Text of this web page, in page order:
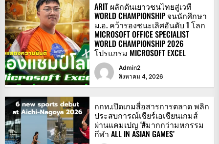
ARIT ผลักดันเยาวชนไทยสู่เวที
WORLD CHAMPIONSHIP จนนักศึกษา
ม.อ. คว้ารองชนะเลิศอันดับ 1 โลก
MICROSOFT OFFICE SPECIALIST
WORLD CHAMPIONSHIP 2026
โปรแกรม MICROSOFT EXCEL
Admin2
สิงหาคม 4, 2026
กกท.เปิดเกมสื่อสารการตลาด พลิก
ประสบการณ์เชียร์เอเชียนเกมส์
ผ่านแคมเปญ ‘#มากกว่ามหกรรม
กีฬา ALL IN ASIAN GAMES’